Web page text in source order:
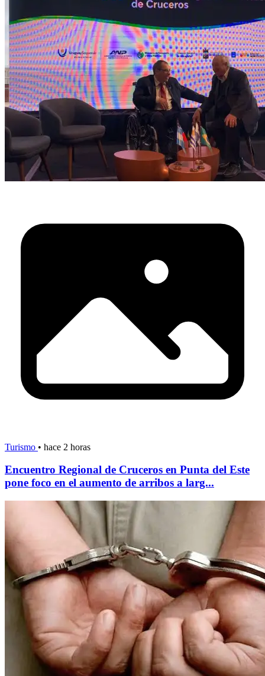
Turismo • hace 2 horas
Encuentro Regional de Cruceros en Punta del Este
pone foco en el aumento de arribos a larg...